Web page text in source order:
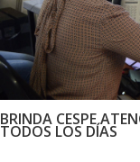
BRINDA CESPE
TODOS LOS DÍAS